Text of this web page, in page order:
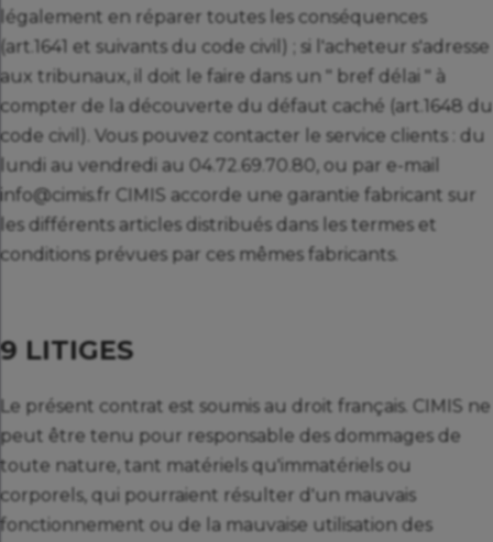
légalement en réparer toutes les conséquences
(art.1641 et suivants du code civil) ; si l'acheteur s'adresse
aux tribunaux, il doit le faire dans un " bref délai " à
compter de la découverte du défaut caché (art.1648 du
code civil). Vous pouvez contacter le service clients : du
lundi au vendredi au 04.72.69.70.80, ou par e-mail
info@cimis.fr CIMIS accorde une garantie fabricant sur
les différents articles distribués dans les termes et
conditions prévues par ces mêmes fabricants.
9 LITIGES
Le présent contrat est soumis au droit français. CIMIS ne
peut être tenu pour responsable des dommages de
toute nature, tant matériels qu'immatériels ou
corporels, qui pourraient résulter d'un mauvais
fonctionnement ou de la mauvaise utilisation des